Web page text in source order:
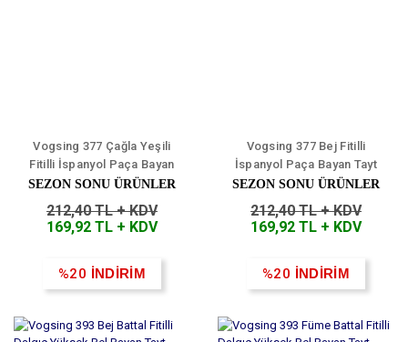
Vogsing 377 Çağla Yeşili
Fitilli İspanyol Paça Bayan
Tayt
SEZON SONU ÜRÜNLER
212,40 TL + KDV
169,92 TL + KDV
%20 İNDİRİM
Vogsing 377 Bej Fitilli
İspanyol Paça Bayan Tayt
SEZON SONU ÜRÜNLER
212,40 TL + KDV
169,92 TL + KDV
%20 İNDİRİM